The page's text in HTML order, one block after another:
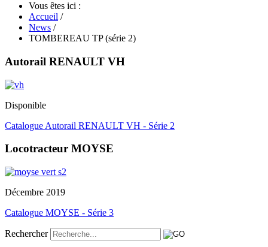
Vous êtes ici :
Accueil /
News /
TOMBEREAU TP (série 2)
Autorail RENAULT VH
Disponible
Catalogue Autorail RENAULT VH - Série 2
Locotracteur MOYSE
Décembre 2019
Catalogue MOYSE - Série 3
Rechercher